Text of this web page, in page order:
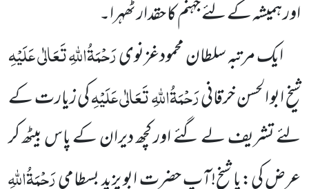
اور ہمیشہ کے لئے جہنم کا حقدار ٹھہرا۔
ایک مرتبہ سلطان محمودغزنویرَحْمَۃُاللہِ تَعَالٰی عَلَیْہِ
شیخ ابو الحسن خرقانیرَحْمَۃُاللہِ تَعَالٰی عَلَیْہِکی زیارت کے
لئے تشریفلے گئے اور کچھ دیران کے پاس بیٹھ کر
عرض کی:یا شیخ!آپ حضرت ابو یزید بسطامیرَحْمَۃُاللہِ